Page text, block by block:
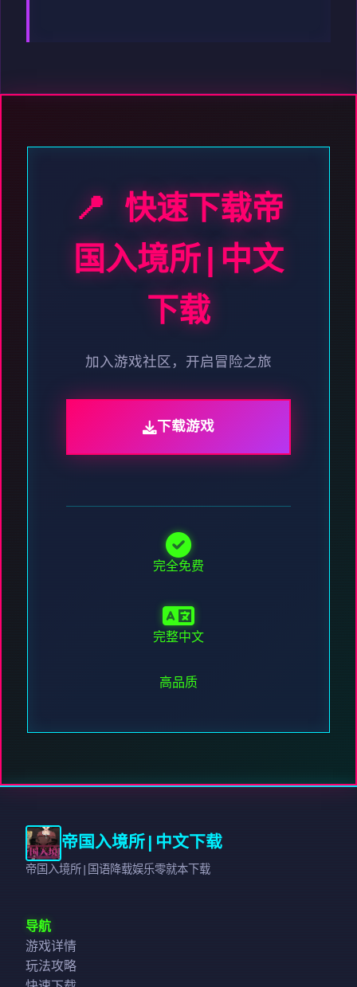
📍 快速下载帝
国入境所|中文
下载
加入游戏社区，开启冒险之旅
下载游戏
完全免费
完整中文
高品质
帝国入境所|中文下载
帝国入境所|国语降载娱乐零就本下载
导航
游戏详情
玩法攻略